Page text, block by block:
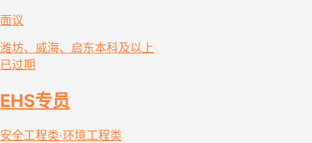
面议
潍坊、威海、启东本科及以上
已过期
EHS专员
安全工程类·环境工程类